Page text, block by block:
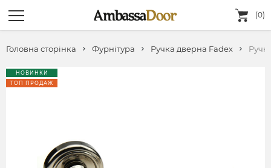
(0)
Головна сторінка Фурнітура Ручка дверна Fadeх
НОВИНКИ
ТОП ПРОДАЖ